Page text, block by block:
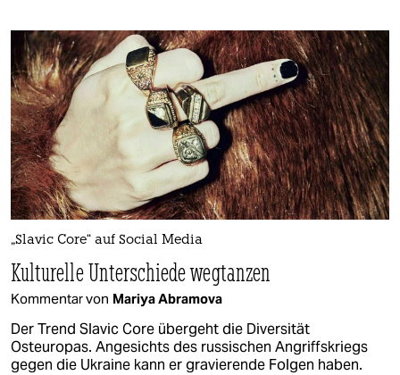
„Slavic Core“ auf Social Media
Kulturelle Unterschiede wegtanzen
Kommentar von Mariya Abramova
Der Trend Slavic Core übergeht die Diversität
Osteuropas. Angesichts des russischen Angriffskriegs
gegen die Ukraine kann er gravierende Folgen haben.